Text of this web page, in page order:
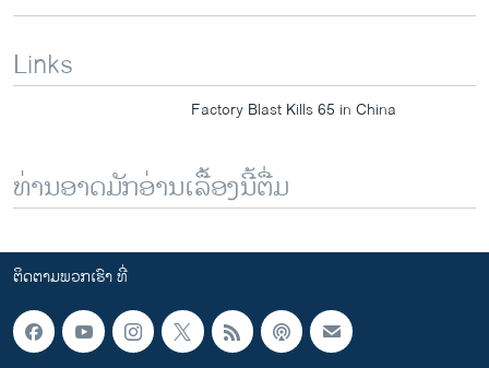
Links
Factory Blast Kills 65 in China
ທ່ານອາດມັກອ່ານເລື້ອງນີ້ຕື່ມ
ຕິດຕາມພວກເຮົາ ທີ່